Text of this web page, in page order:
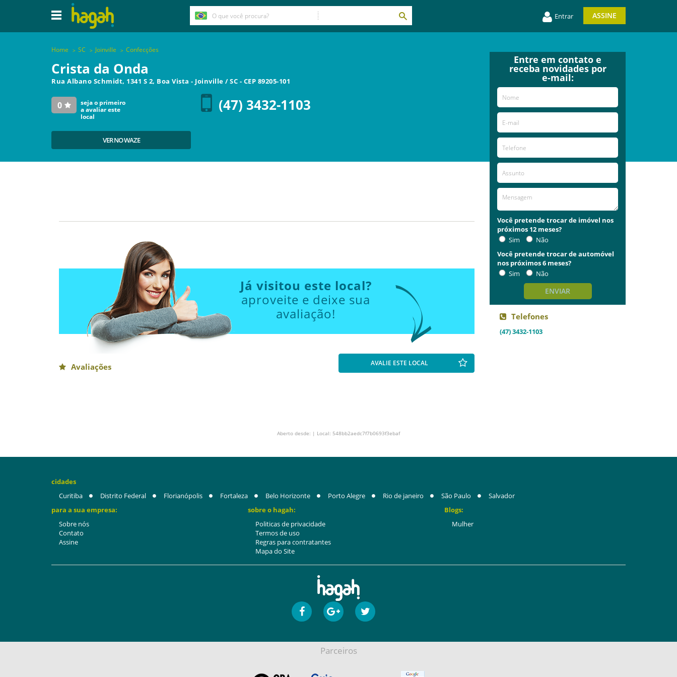
Entrar ASSINE
Home SC Joinville Confecções
Crista da Onda
Rua Albano Schmidt, 1341 S 2, Boa Vista - Joinville /SC - CEP 89205-101
0
seja o primeiro
a avaliar este
local
(47) 3432-1103
VER NO WAZE
Já visitou este local?
aproveite e deixe sua
avaliação!
Avaliações AVALIE ESTE LOCAL
Entre em contato e
receba novidades por
e-mail:
Você pretende trocar de imóvel nos
próximos 12 meses?
Sim
Não
Você pretende trocar de automóvel
nos próximos 6 meses?
Sim
Não
ENVIAR
Telefones
(47) 3432-1103
Aberto desde: | Local: 548bb2aedc7f7b0693f3ebaf
cidades
Curitiba
Distrito Federal Florianópolis Fortaleza Belo Horizonte Porto Alegre Rio de janeiro São Paulo
Salvador
para a sua empresa:
Sobre nós
Contato
Assine
sobre o hagah:
Politicas de privacidade
Termos de uso
Regras para contratantes
Mapa do Site
Blogs:
Mulher
Parceiros